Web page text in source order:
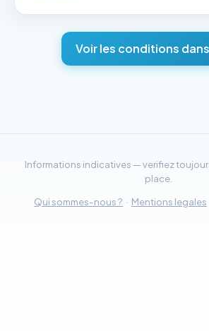
Voir les conditions
Informations indicatives — verifiez
place.
Qui sommes-nous ? · Mentions legales